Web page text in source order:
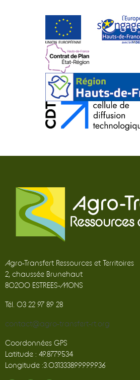
Agro-Transfert Ressources et Territoires
2, chaussée Brunehaut
80200 ESTREES-MONS
Tél. 03 22 97 89 28
contact@agro-transfert-rt.org
Coordonnées GPS
Latitude : 49.8779534
Longitude :3.031333899999936